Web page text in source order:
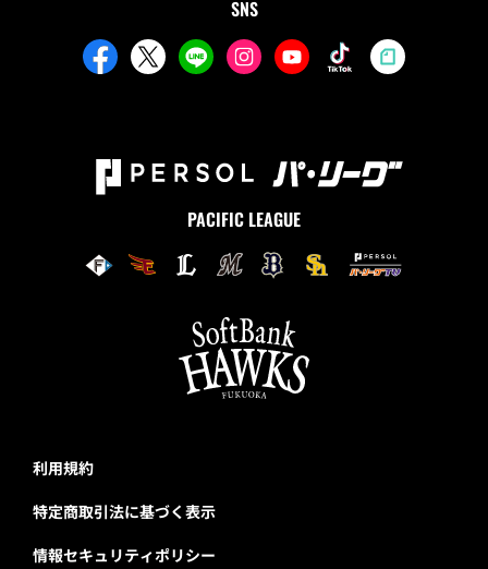
SNS
PACIFIC LEAGUE
利用規約
特定商取引法に基づく表示
情報セキュリティポリシー